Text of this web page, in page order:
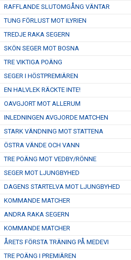
RAFFLANDE SLUTOMGÅNG VÄNTAR
TUNG FÖRLUST MOT ILYRIEN
TREDJE RAKA SEGERN
SKÖN SEGER MOT BOSNA
TRE VIKTIGA POÄNG
SEGER I HÖSTPREMIÄREN
EN HALVLEK RÄCKTE INTE!
OAVGJORT MOT ALLERUM
INLEDNINGEN AVGJORDE MATCHEN
STARK VÄNDNING MOT STATTENA
ÖSTRA VÄNDE OCH VANN
TRE POÄNG MOT VEDBY/RÖNNE
SEGER MOT LJUNGBYHED
DAGENS STARTELVA MOT LJUNGBYHED
KOMMANDE MATCHER
ANDRA RAKA SEGERN
KOMMANDE MATCHER
ÅRETS FÖRSTA TRÄNING PÅ MEDEVI
TRE POÄNG I PREMIÄREN